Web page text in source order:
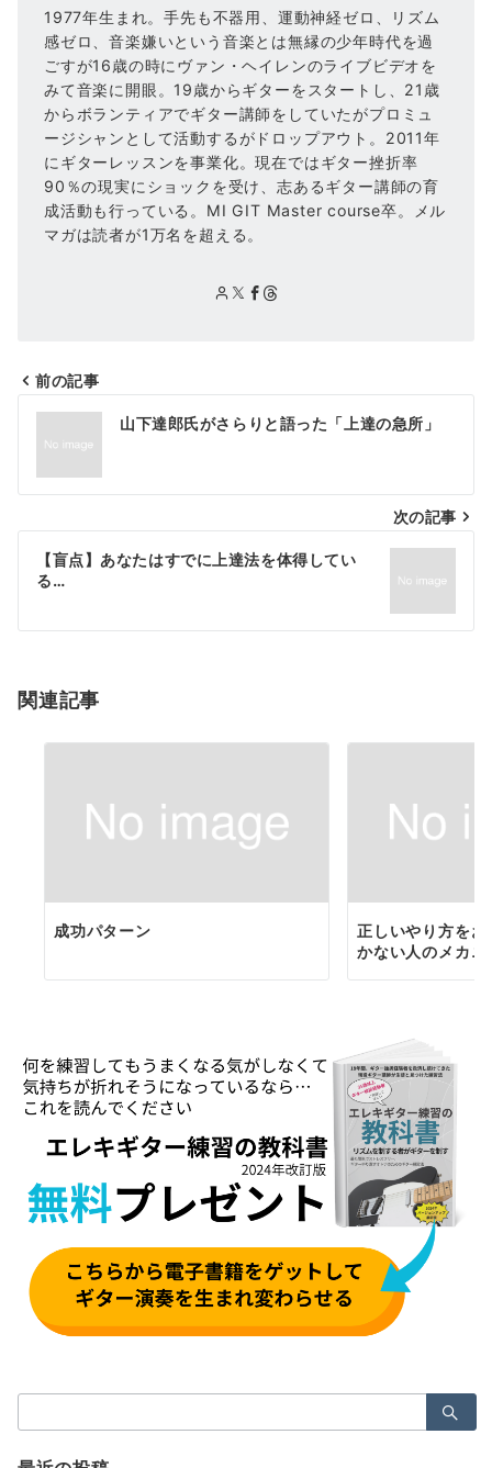
1977年生まれ。手先も不器用、運動神経ゼロ、リズム
感ゼロ、音楽嫌いという音楽とは無縁の少年時代を過
ごすが16歳の時にヴァン・ヘイレンのライブビデオを
みて音楽に開眼。19歳からギターをスタートし、21歳
からボランティアでギター講師をしていたがプロミュ
ージシャンとして活動するがドロップアウト。2011年
にギターレッスンを事業化。現在ではギター挫折率
90％の現実にショックを受け、志あるギター講師の育
成活動も行っている。MI GIT Master course卒。メル
マガは読者が1万名を超える。
投
ナ
ビ
シ
ン
前の記事
山下達郎氏がさらりと語った「上達の急所」
次の記事
【盲点】あなたはすでに上達法を体得してい
る…
関連記事
成功パターン
正しいやり方を
かない人のメカニ
索：